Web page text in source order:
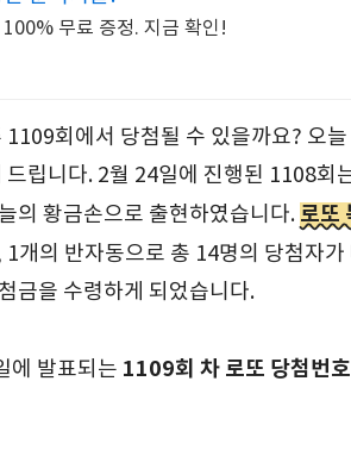
무료 증정. 지금 확인!
회에서 당첨될 수 있을까요? 오
립니다. 2월 24일에 진행된 1108회
의 황금손으로 출현하였습니다. 로또
개의 반자동으로 총 14명의 당첨자
금을 수령하게 되었습니다.
발표되는 1109회 차 로또 당첨번호